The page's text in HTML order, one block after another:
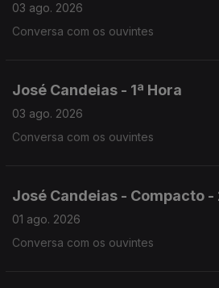
03 ago. 2026
Conversa com os ouvintes
José Candeias - 1ª Hora
03 ago. 2026
Conversa com os ouvintes
José Candeias - Compacto -
01 ago. 2026
Conversa com os ouvintes